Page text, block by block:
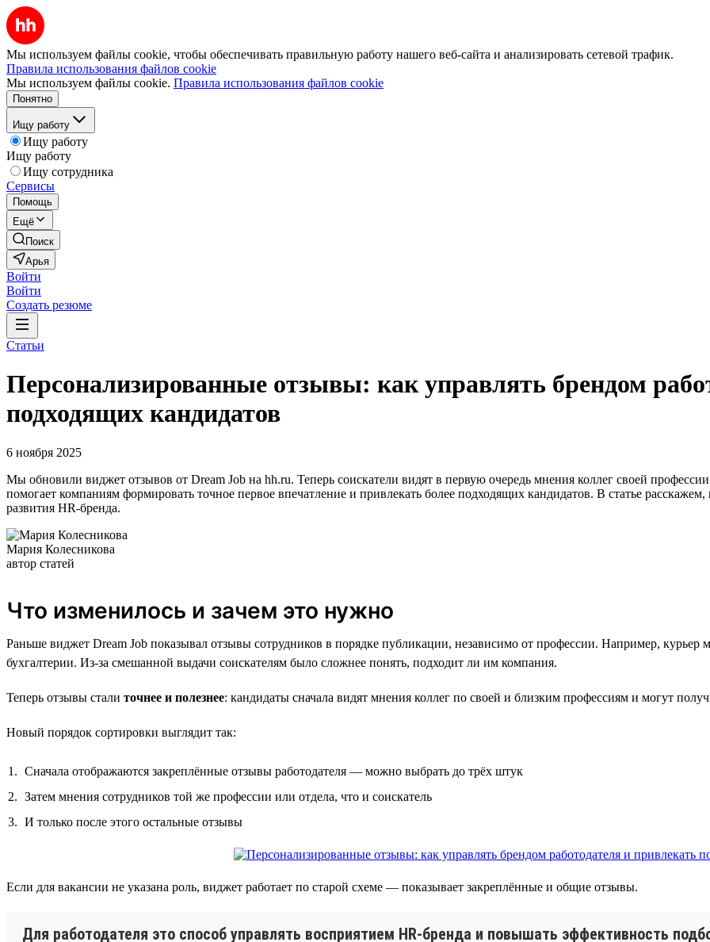
Мы используем файлы cookie, чтобы обеспечивать правильную работу нашего веб-сайта и анализировать сетевой трафик.
Правила использования файлов cookie
Мы используем файлы cookie. Правила использования файлов cookie
Понятно
Ищу работу
Ищу работу
Ищу работу
Ищу сотрудника
Сервисы
Помощь
Ещё
Поиск
Арья
Войти
Войти
Создать резюме
Статьи
Персонализированные отзывы: как управлять брендом
подходящих кандидатов
6 ноября 2025
Мы обновили виджет отзывов от Dream Job на hh.ru. Теперь соискатели видят в первую очередь мнения коллег своей
помогает компаниям формировать точное первое впечатление и привлекать более подходящих кандидатов. В статье расскажем,
развития HR-бренда.
Мария Колесникова
автор статей
Что изменилось и зачем это нужно
Раньше виджет Dream Job показывал отзывы сотрудников в порядке публикации, независимо от профессии. Например, курьер
бухгалтерии. Из-за смешанной выдачи соискателям было сложнее понять, подходит ли им компания.
Теперь отзывы стали точнее и полезнее: кандидаты сначала видят мнения коллег по своей и близким профессиям и могут
Новый порядок сортировки выглядит так:
Сначала отображаются закреплённые отзывы работодателя — можно выбрать до трёх штук
Затем мнения сотрудников той же профессии или отдела, что и соискатель
И только после этого остальные отзывы
Если для вакансии не указана роль, виджет работает по старой схеме — показывает закреплённые и общие отзывы.
Для работодателя это способ управлять восприятием HR-бренда и повышать эффективность